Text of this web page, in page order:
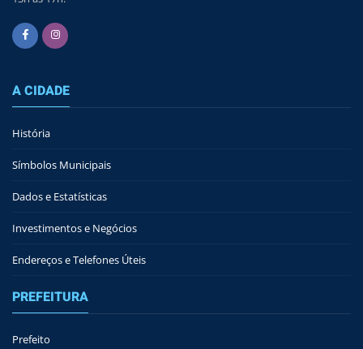
A CIDADE
História
Símbolos Municipais
Dados e Estatísticas
Investimentos e Negócios
Endereços e Telefones Úteis
PREFEITURA
Prefeito